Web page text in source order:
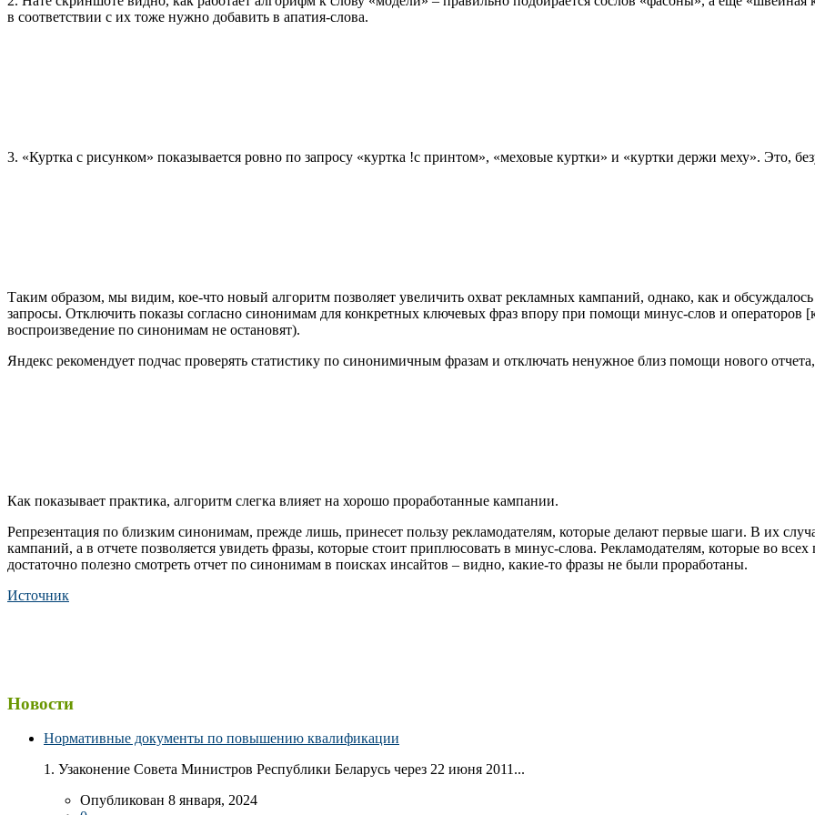
в соответствии с их тоже нужно добавить в апатия-слова.
3. «Куртка с рисунком» показывается ровно по запросу «куртка !с принтом», «меховые куртки» и «куртки держи меху». Это,
Таким образом, мы видим, кое-что новый алгоритм позволяет увеличить охват рекламных кампаний, однако, как и
запросы. Отключить показы согласно синонимам для конкретных ключевых фраз впору при помощи минус-слов и операторов
воспроизведение по синонимам не остановят).
Яндекс рекомендует подчас проверять статистику по синонимичным фразам и отключать ненужное близ помощи нового
Как показывает практика, алгоритм слегка влияет на хорошо проработанные кампании.
Репрезентация по близким синонимам, прежде лишь, принесет пользу рекламодателям, которые делают первые шаги. В их
кампаний, а в отчете позволяется увидеть фразы, которые стоит приплюсовать в минус-слова. Рекламодателям, которые во
достаточно полезно смотреть отчет по синонимам в поисках инсайтов – видно, какие-то фразы не были проработаны.
Источник
Новости
Нормативные документы по повышению квалификации
1. Узаконение Совета Министров Республики Беларусь через 22 июня 2011...
Опубликован 8 января, 2024